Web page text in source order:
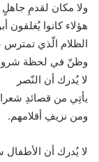
ولا مكان لقدمِ جاهلٍ
هؤلاء كانوا يُغلقون
الظلام الّذي
وظنّ في لحظة
لا يُدرك أن النّصر
يأتِي من قصائدِ
ومن نزيفِ أقلامهم.
لا يُدرك أن الأطفال